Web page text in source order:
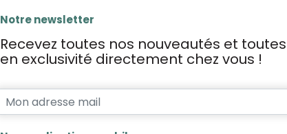
Notre newsletter
Recevez toutes nos nouveautés et
en exclusivité directement chez vous !